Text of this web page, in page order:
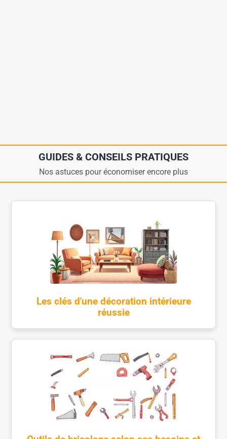
GUIDES & CONSEILS PRATIQUES
Nos astuces pour économiser encore plus
Les clés d'une décoration intérieure
réussie